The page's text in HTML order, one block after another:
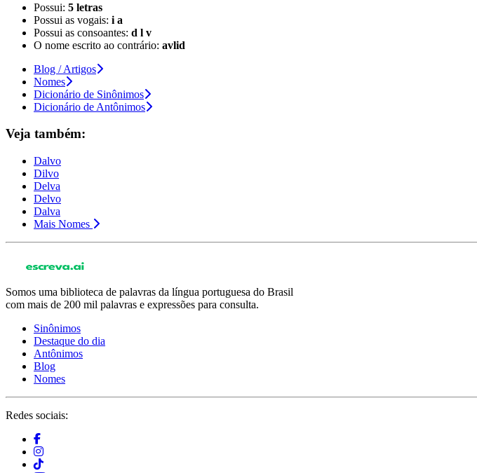
Possui: 5 letras
Possui as vogais: i a
Possui as consoantes: d l v
O nome escrito ao contrário: avlid
Blog / Artigos
Nomes
Dicionário de Sinônimos
Dicionário de Antônimos
Veja também:
Dalvo
Dilvo
Delva
Delvo
Dalva
Mais Nomes
Somos uma biblioteca de palavras da língua portuguesa do Brasil
com mais de 200 mil palavras e expressões para consulta.
Sinônimos
Destaque do dia
Antônimos
Blog
Nomes
Redes sociais: